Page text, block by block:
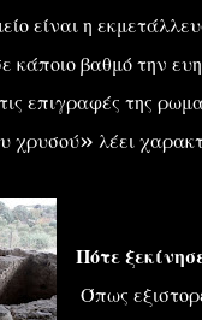
είναι η
κάποιο βαθμό την
επιγραφές της
χρυσού» λέει
Πότε
Όπως